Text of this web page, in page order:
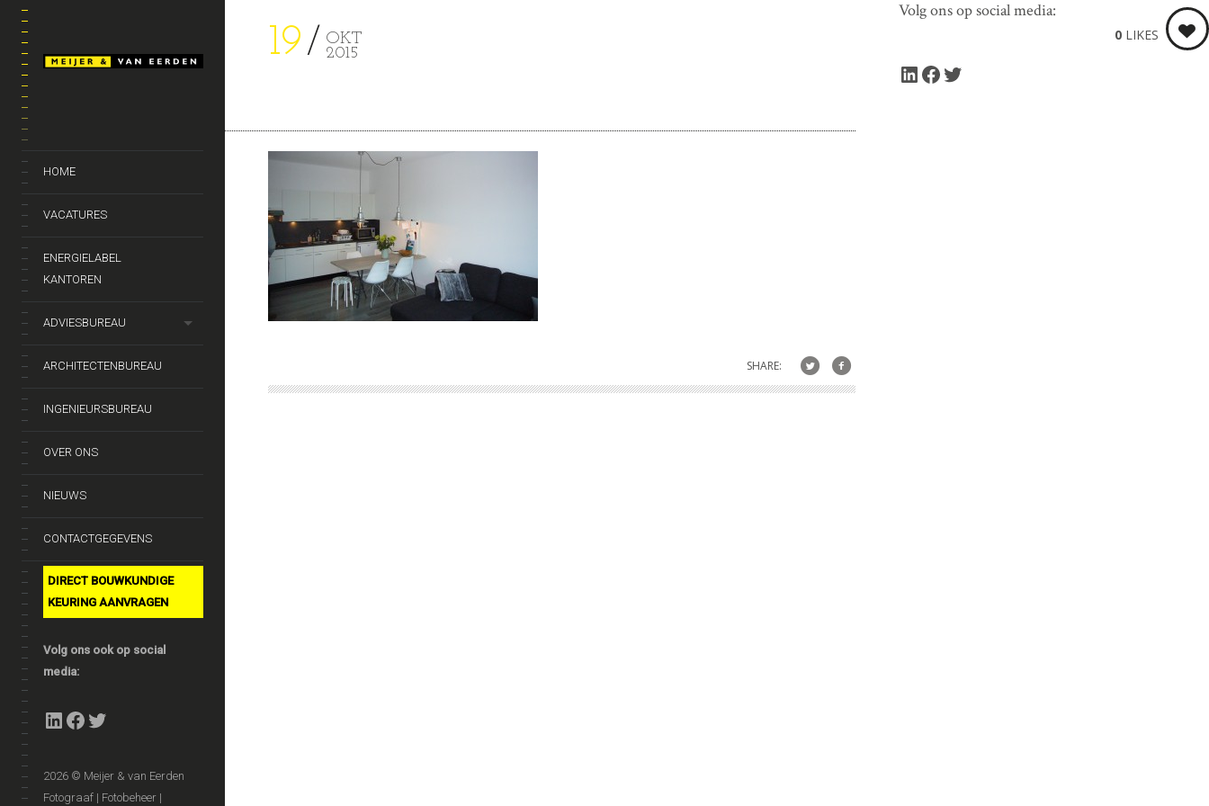
HOME
VACATURES
ENERGIELABEL
KANTOREN
ADVIESBUREAU
ARCHITECTENBUREAU
INGENIEURSBUREAU
OVER ONS
NIEUWS
CONTACTGEGEVENS
DIRECT BOUWKUNDIGE
KEURING AANVRAGEN
Volg ons ook op social
media:
LinkedIn
Facebook
2026 © Meijer & van Eerden
Fotograaf | Fotobeheer |
19
OKT
2015
0 LIKES
SHARE:
Volg ons op social media:
LinkedIn Facebook